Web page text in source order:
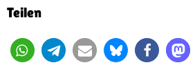
Teilen